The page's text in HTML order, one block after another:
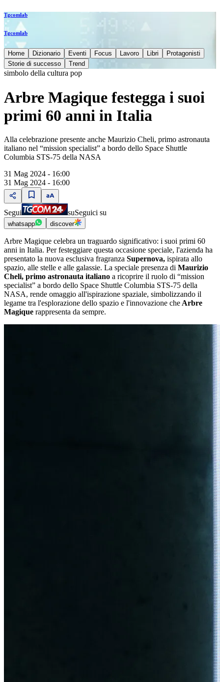
Tgcomlab
Tgcomlab
Home Dizionario Eventi Focus Lavoro Libri
Protagonisti
Storie di successo
Trend
simbolo della cultura pop
Arbre Magique festegga i suoi
primi 60 anni in Italia
Alla celebrazione presente anche Maurizio Cheli, primo astronauta
italiano nel “mission specialist” a bordo dello Space Shuttle
Columbia STS-75 della NASA
31 Mag 2024 - 16:00
31 Mag 2024 - 16:00
Segui suSeguici su
whatsapp discover
Arbre Magique celebra un traguardo significativo: i suoi primi 60
anni in Italia. Per festeggiare questa occasione speciale, l'azienda ha
presentato la nuova esclusiva fragranza Supernova, ispirata allo
spazio, alle stelle e alle galassie. La speciale presenza di Maurizio
Cheli, primo astronauta italiano a ricoprire il ruolo di “mission
specialist” a bordo dello Space Shuttle Columbia STS-75 della
NASA, rende omaggio all'ispirazione spaziale, simbolizzando il
legame tra l'esplorazione dello spazio e l'innovazione che Arbre
Magique rappresenta da sempre.